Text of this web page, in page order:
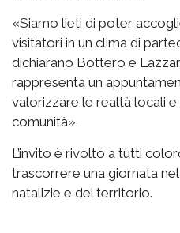
«Siamo lieti di poter
visitatori in un clima di
dichiarano Bottero e
rappresenta un
valorizzare le realtà locali
comunità».
L’invito è rivolto a tutti
trascorrere una giornata
natalizie e del territorio.